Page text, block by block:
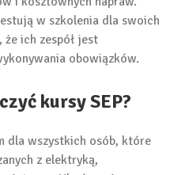
w szkolenia dla swoich
ich zespół jest
obowiązków.
kursy SEP?
dla wszystkich osób, które
z elektryką,